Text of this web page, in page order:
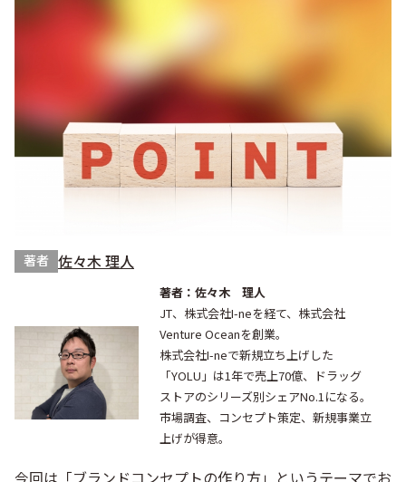
著者 佐々木 理人
著者：佐々木 理人
JT、株式会社I-neを経て、株式会社
Venture Oceanを創業。
株式会社I-neで新規立ち上げした
「YOLU」は1年で売上70億、ドラッグ
ストアのシリーズ別シェアNo.1になる。
市場調査、コンセプト策定、新規事業立
上げが得意。
今回は「ブランドコンセプトの作り方」というテーマでお